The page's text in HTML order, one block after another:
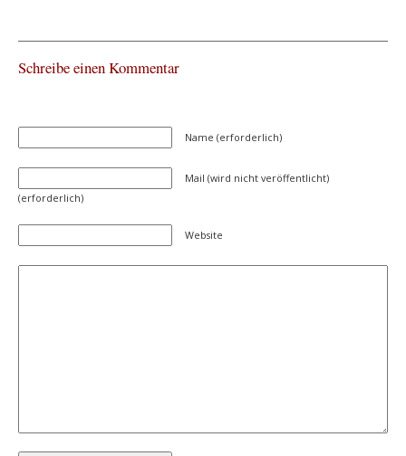
Schreibe einen Kommentar
Name (erforderlich)
Mail (wird nicht veröffentlicht)
(erforderlich)
Website